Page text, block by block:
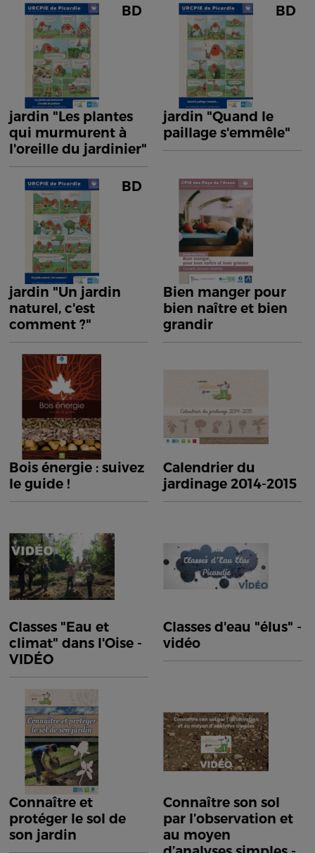
BD
jardin "Les plantes
qui murmurent à
l'oreille du jardinier"
BD
jardin "Quand le
paillage s'emmêle"
BD
jardin "Un jardin
naturel, c'est
comment ?"
Bien manger pour
bien naître et bien
grandir
Bois énergie : suivez
le guide !
Calendrier du
jardinage 2014-2015
Classes "Eau et
climat" dans l'Oise -
VIDÉO
Classes d'eau "élus" -
vidéo
Connaître et
protéger le sol de
son jardin
Connaître son sol
par l’observation et
au moyen